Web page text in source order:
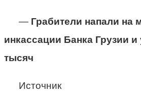
— Грабители напали на
инкассации Банка Грузии и
тысяч
Источник